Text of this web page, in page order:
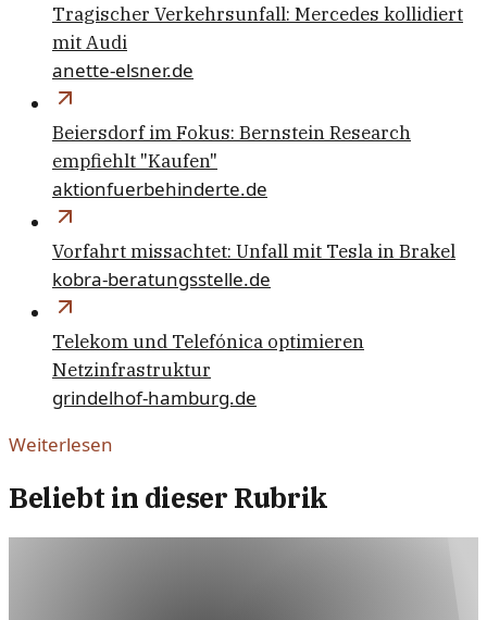
Tragischer Verkehrsunfall: Mercedes kollidiert
mit Audi
anette-elsner.de
Beiersdorf im Fokus: Bernstein Research
empfiehlt "Kaufen"
aktionfuerbehinderte.de
Vorfahrt missachtet: Unfall mit Tesla in Brakel
kobra-beratungsstelle.de
Telekom und Telefónica optimieren
Netzinfrastruktur
grindelhof-hamburg.de
Weiterlesen
Beliebt in dieser Rubrik